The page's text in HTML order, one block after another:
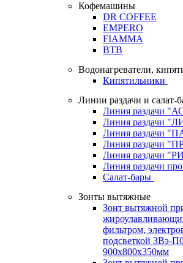
Кофемашины
DR COFFEE
EMPERO
FIAMMA
BTB
Водонагреватели,
Кипятильники
Линии раздачи и салат-
Линия раздачи
Линия раздачи
Линия раздачи
Линия раздачи
Линия раздачи
Линия раздачи
Салат-бары
Зонты вытяжные
Зонт вытяжной
фильтром,
подсветкой ЗВэ-
900х800х350мм